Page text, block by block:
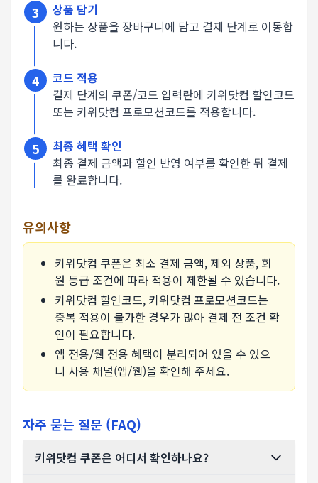
3
상품 담기
원하는 상품을 장바구니에 담고 결제 단계로 이동합
니다.
4
코드 적용
결제 단계의 쿠폰/코드 입력란에 키위닷컴 할인코드
또는 키위닷컴 프로모션코드를 적용합니다.
5
최종 혜택 확인
최종 결제 금액과 할인 반영 여부를 확인한 뒤 결제
를 완료합니다.
유의사항
키위닷컴 쿠폰은 최소 결제 금액, 제외 상품, 회
원 등급 조건에 따라 적용이 제한될 수 있습니다.
키위닷컴 할인코드, 키위닷컴 프로모션코드는
중복 적용이 불가한 경우가 많아 결제 전 조건 확
인이 필요합니다.
앱 전용/웹 전용 혜택이 분리되어 있을 수 있으
니 사용 채널(앱/웹)을 확인해 주세요.
자주 묻는 질문 (FAQ)
키위닷컴 쿠폰은 어디서 확인하나요?